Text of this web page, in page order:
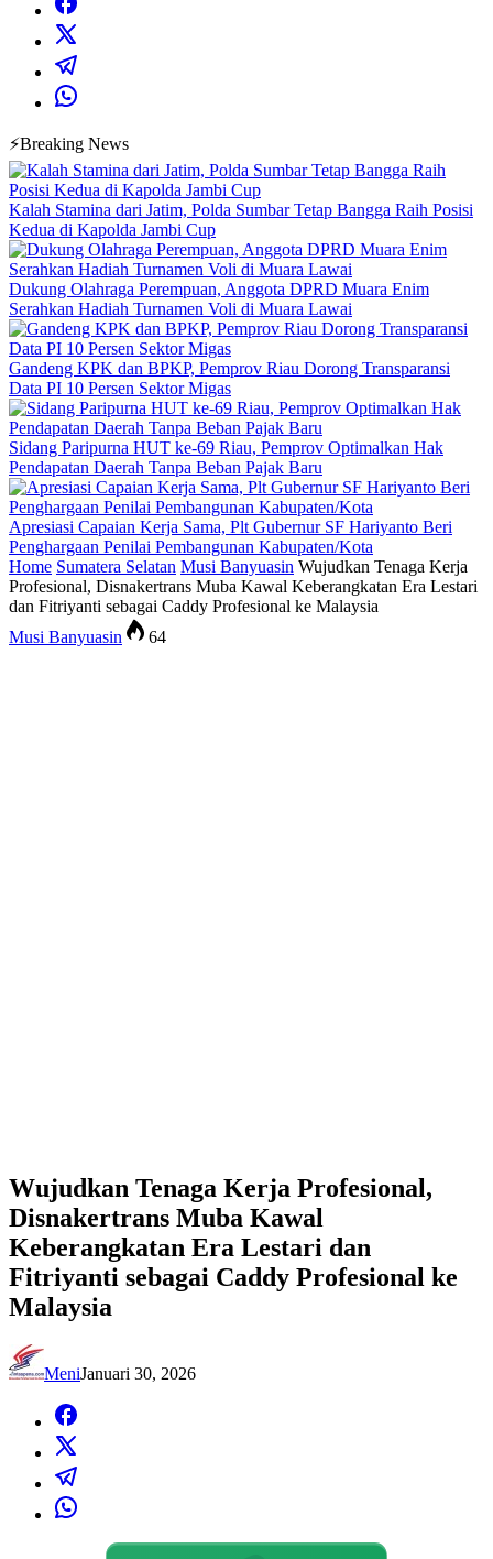
⚡Breaking News
Kalah Stamina dari Jatim, Polda Sumbar Tetap Bangga Raih Posisi
Kedua di Kapolda Jambi Cup
Dukung Olahraga Perempuan, Anggota DPRD Muara Enim
Serahkan Hadiah Turnamen Voli di Muara Lawai
Gandeng KPK dan BPKP, Pemprov Riau Dorong Transparansi
Data PI 10 Persen Sektor Migas
Sidang Paripurna HUT ke-69 Riau, Pemprov Optimalkan Hak
Pendapatan Daerah Tanpa Beban Pajak Baru
Apresiasi Capaian Kerja Sama, Plt Gubernur SF Hariyanto Beri
Penghargaan Penilai Pembangunan Kabupaten/Kota
Home Sumatera Selatan Musi Banyuasin Wujudkan Tenaga Kerja
Profesional, Disnakertrans Muba Kawal Keberangkatan Era Lestari
dan Fitriyanti sebagai Caddy Profesional ke Malaysia
Musi Banyuasin
64
Wujudkan Tenaga Kerja Profesional,
Disnakertrans Muba Kawal
Keberangkatan Era Lestari dan
Fitriyanti sebagai Caddy Profesional ke
Malaysia
MeniJanuari 30, 2026